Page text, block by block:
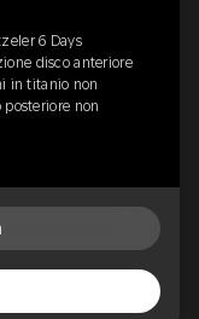
6 Days
disco anteriore
in titanio non
non